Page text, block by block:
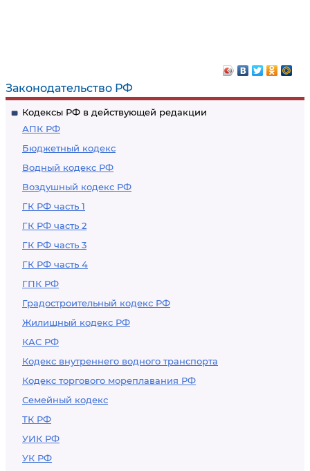
Законодательство РФ
Кодексы РФ в действующей редакции
АПК РФ
Бюджетный кодекс
Водный кодекс РФ
Воздушный кодекс РФ
ГК РФ часть 1
ГК РФ часть 2
ГК РФ часть 3
ГК РФ часть 4
ГПК РФ
Градостроительный кодекс РФ
Жилищный кодекс РФ
КАС РФ
Кодекс внутреннего водного транспорта
Кодекс торгового мореплавания РФ
Семейный кодекс
ТК РФ
УИК РФ
УК РФ